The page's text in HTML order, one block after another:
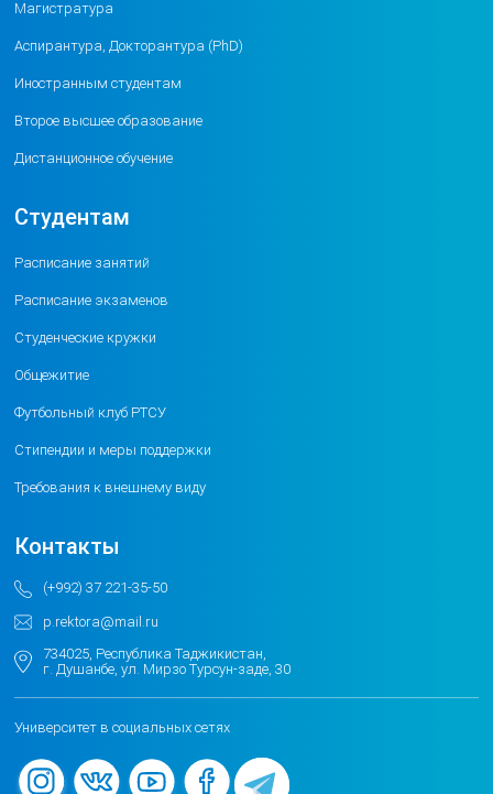
Магистратура
Аспирантура, Докторантура (PhD)
Иностранным студентам
Второе высшее образование
Дистанционное обучение
Студентам
Расписание занятий
Расписание экзаменов
Студенческие кружки
Общежитие
Футбольный клуб РТСУ
Стипендии и меры поддержки
Требования к внешнему виду
Контакты
(+992) 37 221-35-50
p.rektora@mail.ru
734025, Республика Таджикистан,
г. Душанбе, ул. Мирзо Турсун-заде, 30
Университет в социальных сетях